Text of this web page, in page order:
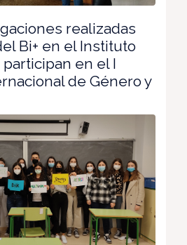
realizadas
Bi+ en el Instituto
en el I
de Género y